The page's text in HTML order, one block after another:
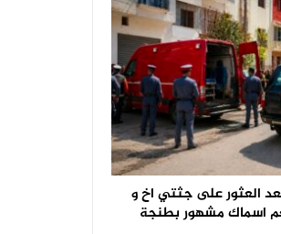
العثور على جثتي اخ و
اسماك مشهور بطنجة